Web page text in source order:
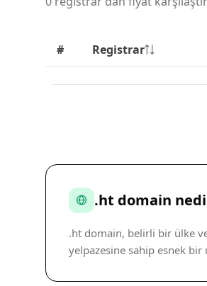
# Registrar
.ht domain
.ht domain, belirli bir ülke
yelpazesine sahip esnek bir